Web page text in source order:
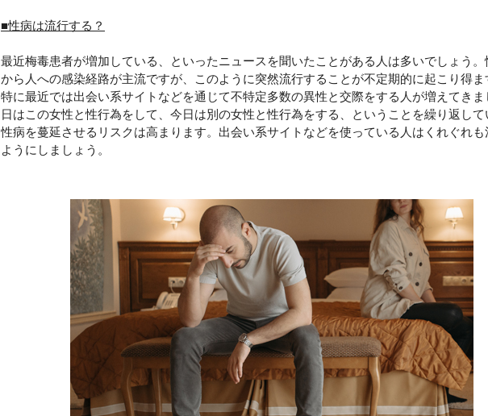
■性病は流行する？
最近梅毒患者が増加している、といったニュースを聞いたことがある人は多いでしょう。
から人への感染経路が主流ですが、このように突然流行することが不定期的に起こり得ま
特に最近では出会い系サイトなどを通じて不特定多数の異性と交際をする人が増えてきま
日はこの女性と性行為をして、今日は別の女性と性行為をする、ということを繰り返して
性病を蔓延させるリスクは高まります。出会い系サイトなどを使っている人はくれぐれも
ようにしましょう。